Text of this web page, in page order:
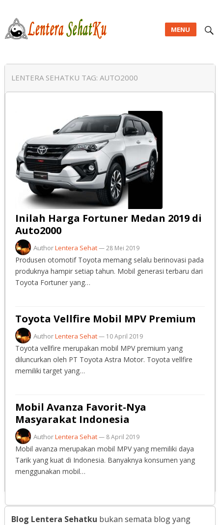
MENU
LENTERA SEHATKU TAG: AUTO2000
Inilah Harga Fortuner Medan 2019 di
Auto2000
AuthorLentera Sehat—28 Mei 2019
Produsen otomotif Toyota memang selalu berinovasi pada
produknya hampir setiap tahun. Mobil generasi terbaru dari
Toyota Fortuner yang…
Toyota Vellfire Mobil MPV Premium
AuthorLentera Sehat— 10 April 2019
Toyota vellfire merupakan mobil MPV premium yang
diluncurkan oleh PT Toyota Astra Motor. Toyota vellfire
memiliki target yang…
Mobil Avanza Favorit-Nya
Masyarakat Indonesia
AuthorLentera Sehat— 8 April 2019
Mobil avanza merupakan mobil MPV yang memiliki daya
Tarik yang kuat di Indonesia. Banyaknya konsumen yang
menggunakan mobil…
Blog Lentera Sehatku bukan semata blog yang